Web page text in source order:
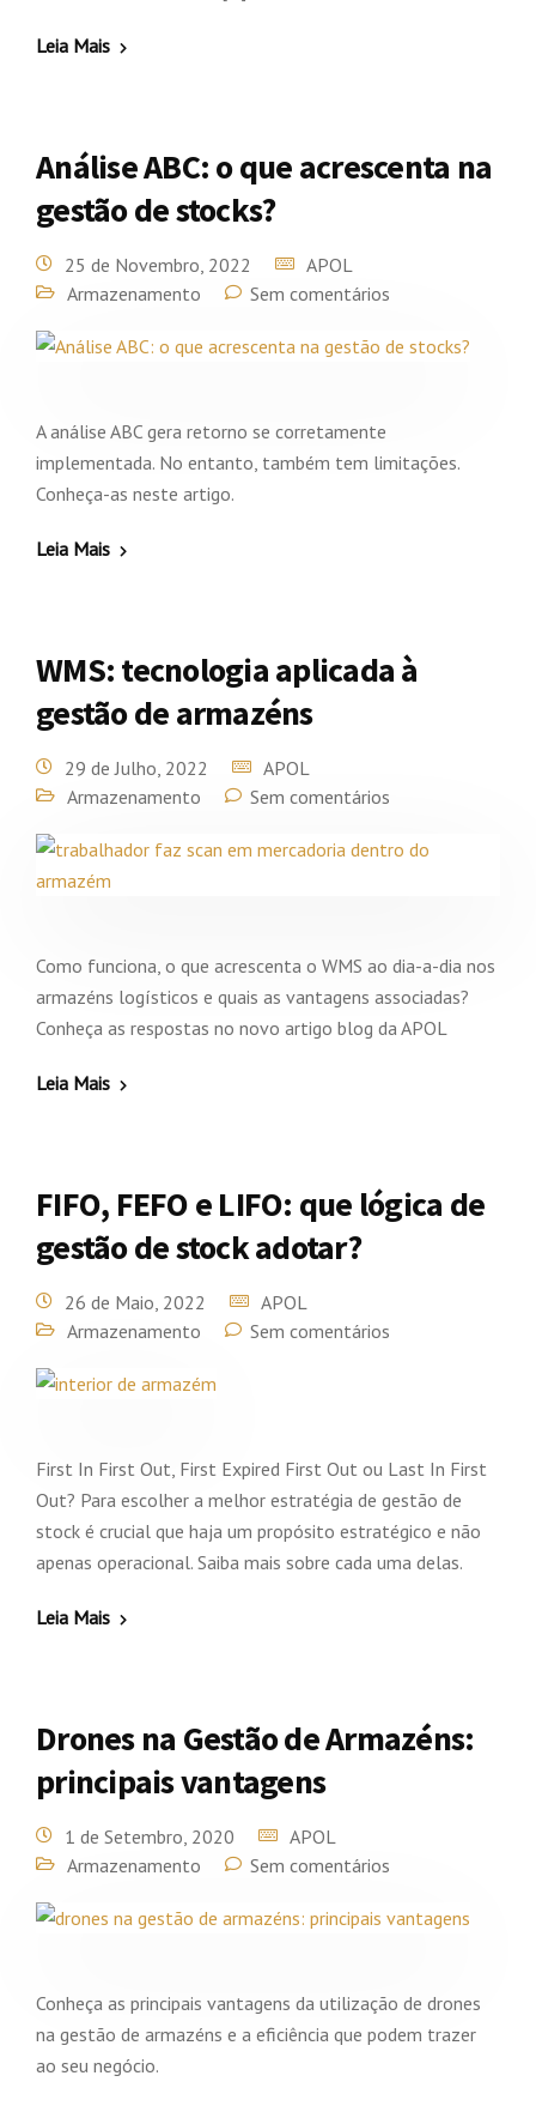
Leia Mais
Análise ABC: o que acrescenta na
gestão de stocks?
25 de Novembro, 2022
APOL
Armazenamento
Sem comentários
A análise ABC gera retorno se corretamente
implementada. No entanto, também tem limitações.
Conheça-as neste artigo.
Leia Mais
WMS: tecnologia aplicada à
gestão de armazéns
29 de Julho, 2022
APOL
Armazenamento
Sem comentários
Como funciona, o que acrescenta o WMS ao dia-a-dia nos
armazéns logísticos e quais as vantagens associadas?
Conheça as respostas no novo artigo blog da APOL
Leia Mais
FIFO, FEFO e LIFO: que lógica de
gestão de stock adotar?
26 de Maio, 2022
APOL
Armazenamento
Sem comentários
First In First Out, First Expired First Out ou Last In First
Out? Para escolher a melhor estratégia de gestão de
stock é crucial que haja um propósito estratégico e não
apenas operacional. Saiba mais sobre cada uma delas.
Leia Mais
Drones na Gestão de Armazéns:
principais vantagens
1 de Setembro, 2020
APOL
Armazenamento
Sem comentários
Conheça as principais vantagens da utilização de drones
na gestão de armazéns e a eficiência que podem trazer
ao seu negócio.